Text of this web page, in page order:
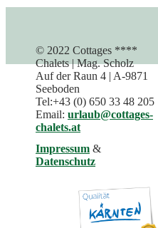
© 2022 Cottages ****
Chalets | Mag. Scholz
Auf der Raun 4 | A-9871
Seeboden
Tel:+43 (0) 650 33 48 205
Email: urlaub@cottages-
chalets.at
Impressum &
Datenschutz